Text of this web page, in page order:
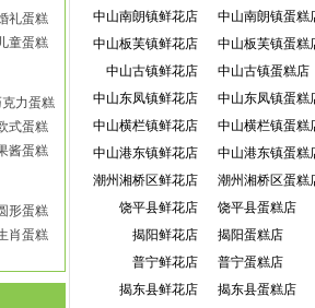
礼蛋糕
童蛋糕
力蛋糕
式蛋糕
酱蛋糕
形蛋糕
肖蛋糕
中山南朗镇鲜花店
中山南朗镇蛋糕
中山板芙镇鲜花店
中山板芙镇蛋糕
中山古镇鲜花店
中山古镇蛋糕店
中山东凤镇鲜花店
中山东凤镇蛋糕
中山横栏镇鲜花店
中山横栏镇蛋糕
中山港东镇鲜花店
中山港东镇蛋糕
潮州湘桥区鲜花店
潮州湘桥区蛋糕
饶平县鲜花店
饶平县蛋糕店
揭阳鲜花店
揭阳蛋糕店
普宁鲜花店
普宁蛋糕店
揭东县鲜花店
揭东县蛋糕店